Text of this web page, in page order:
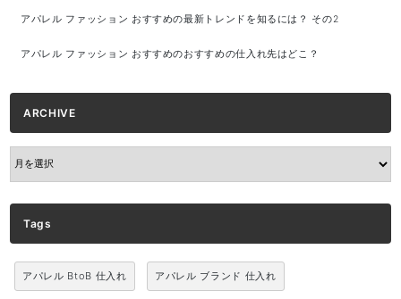
アパレル ファッション おすすめの最新トレンドを知るには？ その2
アパレル ファッション おすすめのおすすめの仕入れ先はどこ？
ARCHIVE
ARCHIVE
Tags
アパレル BtoB 仕入れ アパレル ブランド 仕入れ